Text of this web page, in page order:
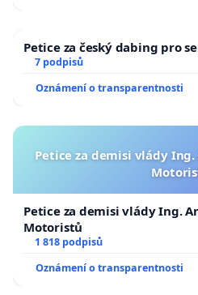
Petice za český dabing pro
7 podpisů
Oznámení o transparentnosti
Petice za demisi vlády Ing.
Petice za demisi vlády Ing.
Motoristů
1 818 podpisů
Oznámení o transparentnosti